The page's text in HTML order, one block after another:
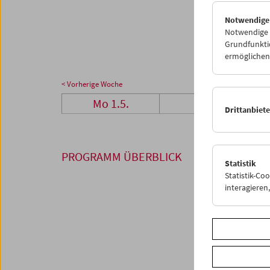
05
< Vorherige Woche
Mo 1.5.
PROGRAMM ÜBERBLICK
Notwendige
Statistik
Statistik-